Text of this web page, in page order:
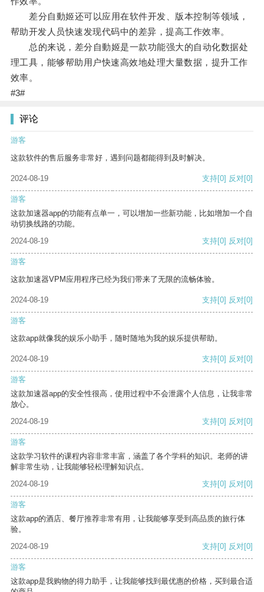
差分自動姬还可以应用在软件开发、版本控制等领域，
帮助开发人员快速发现代码中的差异，提高工作效率。
总的来说，差分自動姬是一款功能强大的自动化数据处
理工具，能够帮助用户快速高效地处理大量数据，提升工作
效率。
#3#
评论
游客
这款软件的售后服务非常好，遇到问题都能得到及时解决。
2024-08-19 支持[0] 反对[0]
游客
这款加速器app的功能有点单一，可以增加一些新功能，比如增加一个自
动切换线路的功能。
2024-08-19
支持[0] 反对[0]
游客
这款加速器VPM应用程序已经为我们带来了无限的流畅体验。
2024-08-19 支持[0] 反对[0]
游客
这款app就像我的娱乐小助手，随时随地为我的娱乐提供帮助。
2024-08-19 支持[0] 反对[0]
游客
这款加速器app的安全性很高，使用过程中不会泄露个人信息，让我非常
放心。
2024-08-19
支持[0] 反对[0]
游客
这款学习软件的课程内容非常丰富，涵盖了各个学科的知识。老师的讲
解非常生动，让我能够轻松理解知识点。
2024-08-19
支持[0] 反对[0]
游客
这款app的酒店、餐厅推荐非常有用，让我能够享受到高品质的旅行体
验。
2024-08-19
支持[0] 反对[0]
游客
这款app是我购物的得力助手，让我能够找到最优惠的价格，买到最合适